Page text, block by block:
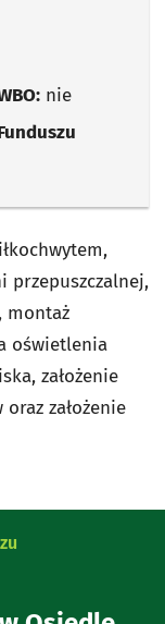
nie
przepuszczalnej,
montaż
oświetlenia
założenie
założenie